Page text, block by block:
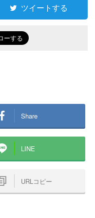
ツイートする
Share
LINE
URLコピー